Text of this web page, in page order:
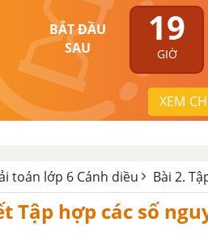
BẮT ĐẦU
SAU
19
GIỜ
XEM
toán lớp 6 Cánh diều Bài 2.
Tập hợp các số